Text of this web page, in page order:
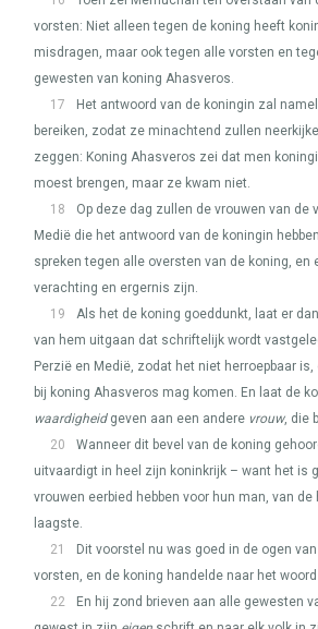
vorsten: Niet alleen tegen de koning heeft
misdragen, maar ook tegen alle vorsten en
gewesten van koning Ahasveros.
17
Het antwoord van de koningin zal
bereiken, zodat ze minachtend zullen
zeggen: Koning Ahasveros zei dat men
moest brengen, maar ze kwam niet.
18
Op deze dag zullen de vrouwen van de
Medië die het antwoord van de koningin
spreken tegen alle oversten van de koning, en
verachting en ergernis zijn.
19
Als het de koning goeddunkt, laat er
van hem uitgaan dat schriftelijk wordt
Perzië en Medië, zodat het niet herroepbaar
bij koning Ahasveros mag komen. En laat de
waardigheidgeven aan een andere vrouw, die
20
Wanneer dit bevel van de koning
uitvaardigt in heel zijn koninkrijk – want het is
vrouwen eerbied hebben voor hun man, van
laagste.
21
Dit voorstel nu was goed in de ogen
vorsten, en de koning handelde naar het
22
En hij zond brieven aan alle gewesten